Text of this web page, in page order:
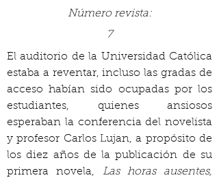
Número revista:
7
El auditorio de la Universidad Católica
estaba a reventar, incluso las gradas de
acceso habían sido ocupadas por los
estudiantes, quienes ansiosos
esperaban la conferencia del novelista
y profesor Carlos Lujan, a propósito de
los diez años de la publicación de su
primera novela, Las horas ausentes,